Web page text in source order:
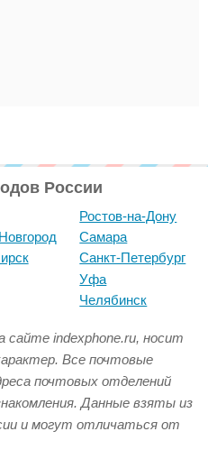
России
Ростов-на-Дону
Самара
Санкт-Петербург
Уфа
Челябинск
indexphone.ru, носит
Все почтовые
почтовых отделений
Данные взяты из
и могут отличаться от